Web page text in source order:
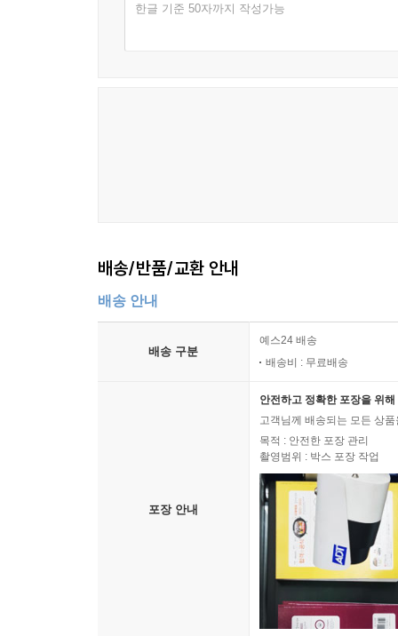
한글 기준 50자까지 작성가능
배송/반품/교환 안내
배송 안내
배송 구분
예스24 배송
배송비 : 무료배송
포장 안내
안전하고 정확한 포장을 위
고객님께 배송되는 모든 상
목적 : 안전한 포장 관리
촬영범위 : 박스 포장 작업